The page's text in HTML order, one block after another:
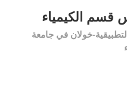
قسم الكيمياء
خولان في جامعة